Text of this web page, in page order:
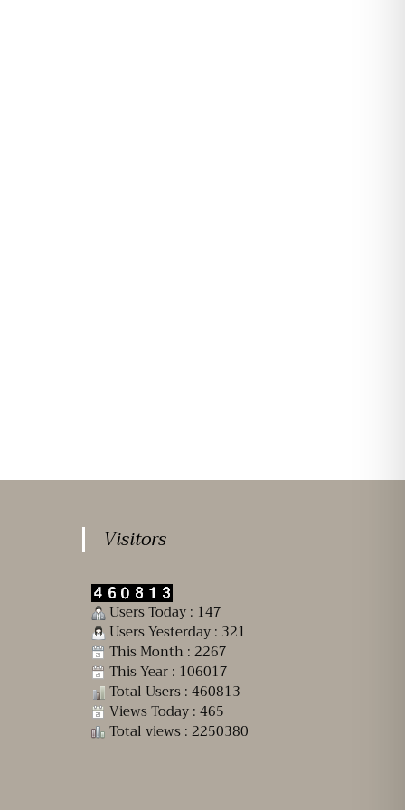
Visitors
Users Today : 147
Users Yesterday : 321
This Month : 2267
This Year : 106017
Total Users : 460813
Views Today : 465
Total views : 2250380